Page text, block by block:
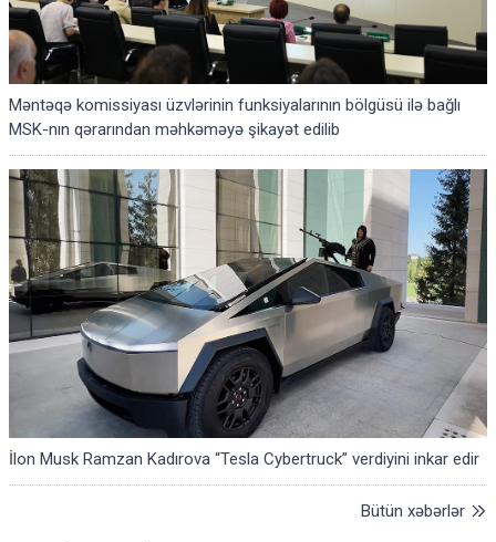
Məntəqə komissiyası üzvlərinin funksiyalarının bölgüsü ilə bağlı
MSK-nın qərarından məhkəməyə şikayət edilib
İlon Musk Ramzan Kadırova “Tesla Cybertruck” verdiyini inkar edir
Bütün xəbərlər